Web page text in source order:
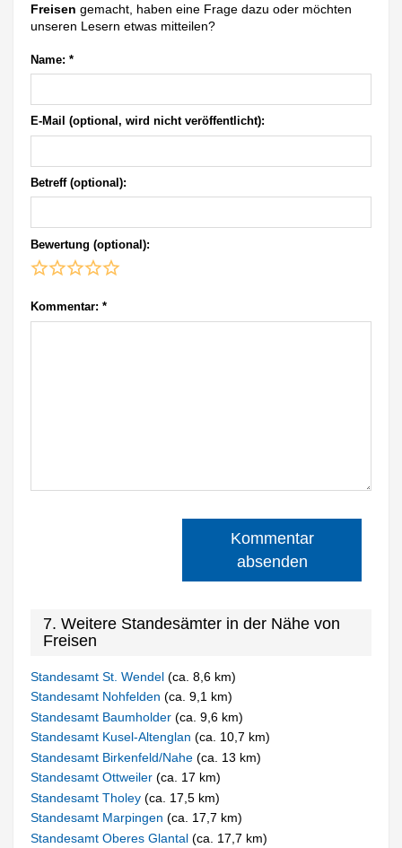
Freisen gemacht, haben eine Frage dazu oder möchten
unseren Lesern etwas mitteilen?
Name: *
E-Mail (optional, wird nicht veröffentlicht):
Betreff (optional):
Bewertung (optional):
Kommentar: *
Kommentar
absenden
7. Weitere Standesämter in der Nähe von
Freisen
Standesamt St. Wendel(ca. 8,6 km)
Standesamt Nohfelden(ca. 9,1 km)
Standesamt Baumholder(ca. 9,6 km)
Standesamt Kusel-Altenglan(ca. 10,7 km)
Standesamt Birkenfeld/Nahe(ca. 13 km)
Standesamt Ottweiler(ca. 17 km)
Standesamt Tholey(ca. 17,5 km)
Standesamt Marpingen(ca. 17,7 km)
Standesamt Oberes Glantal(ca. 17,7 km)